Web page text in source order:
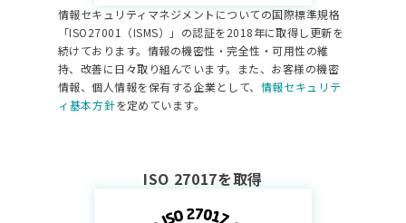
情報セキュリティマネジメントについての国際標準規格
「ISO27001（ISMS）」の認証を2018年に取得し更新を
続けております。情報の機密性・完全性・可用性の維
持、改善に日々取り組んでいます。
また、お客様の機密
情報、個人情報を保有する企業として、 情報セキュリテ
ィ基本方針を定めています。
ISO 27017を取得